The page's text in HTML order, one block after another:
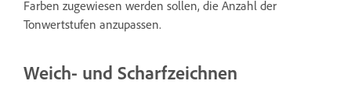
Farben zugewiesen werden sollen, die Anzahl der
Tonwertstufen anzupassen.
Weich- und Scharfzeichnen